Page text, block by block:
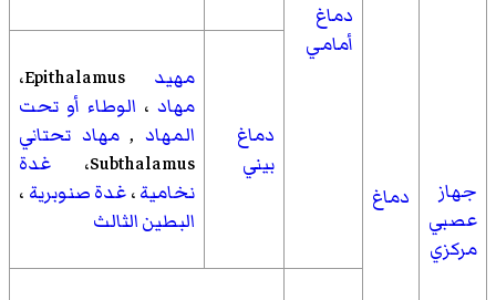
جهاز
عصبي
مركزي
دماغ
دماغ
أمامي
دماغ
بيني
مهيد
مهاد ، الوطاء أو تحت
المهاد,مهاد تحتاني
Subthalamus،
غدة
نخامية،غدة صنوبرية ،
البطين الثالث